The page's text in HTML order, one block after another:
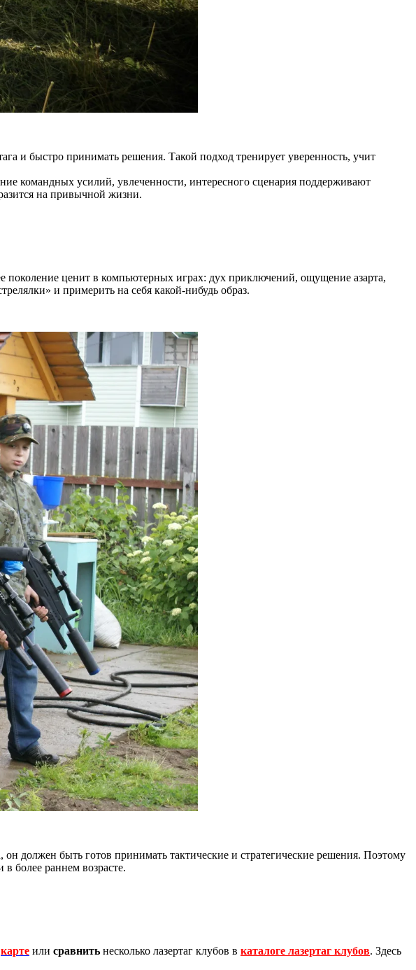
и быстро принимать решения. Такой подход тренирует уверенность, учит
командных усилий, увлеченности, интересного сценария поддерживают
на привычной жизни.
поколение ценит в компьютерных играх: дух приключений, ощущение азарта,
и примерить на себя какой-нибудь образ.
должен быть готов принимать тактические и стратегические решения. Поэтому
в более раннем возрасте.
карте или сравнить несколько лазертаг клубов в каталоге лазертаг клубов. Здесь